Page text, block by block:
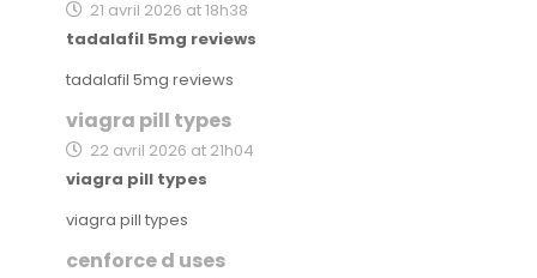
21 avril 2026 at 18h38
tadalafil 5mg reviews
tadalafil 5mg reviews
viagra pill types
22 avril 2026 at 21h04
viagra pill types
viagra pill types
cenforce d uses